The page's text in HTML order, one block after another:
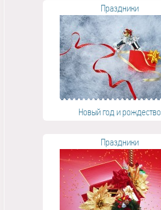
Праздники
Новый год и рождество
Праздники